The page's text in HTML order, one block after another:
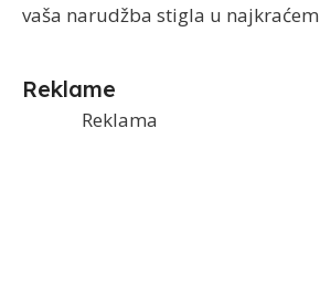
vaša narudžba stigla u
Reklame
Reklama